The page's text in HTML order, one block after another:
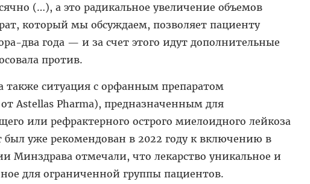
(…), а это радикальное увеличение объемов
который мы обсуждаем, позволяет пациенту
два года — и за счет этого идут дополнительные
против.
также ситуация с орфанным препаратом
Astellas Pharma), предназначенным для
или рефрактерного острого миелоидного лейкоза
был уже рекомендован в 2022 году к включению в
отмечали, что лекарство уникальное и
для ограниченной группы пациентов.